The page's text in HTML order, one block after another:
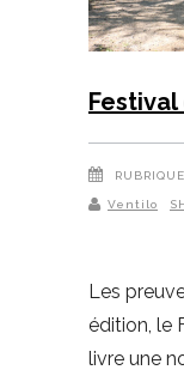
Festival
RUBRIQUE
Ventilo
Les
édition, le
livre une